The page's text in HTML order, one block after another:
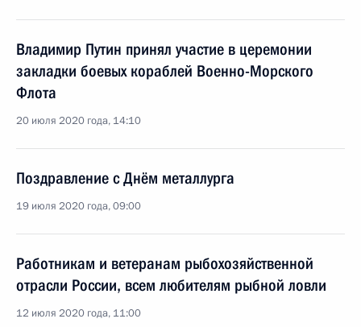
Владимир Путин принял участие в церемонии
закладки боевых кораблей Военно-Морского
Флота
20 июля 2020 года, 14:10
Поздравление с Днём металлурга
19 июля 2020 года, 09:00
Работникам и ветеранам рыбохозяйственной
отрасли России, всем любителям рыбной ловли
12 июля 2020 года, 11:00